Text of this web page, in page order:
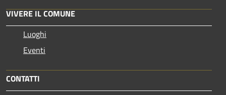
VIVERE IL COMUNE
Luoghi
Eventi
CONTATTI